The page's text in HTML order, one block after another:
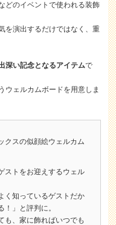
どのイベントで使われる装飾
を演出するだけではなく、重
深い記念となるアイテムで
ウェルカムボードを用意しま
クスの似顔絵ウェルカム
ストをお迎えするウェル
く知っているゲストだか
！」と評判に。
も、家に飾ればいつでも